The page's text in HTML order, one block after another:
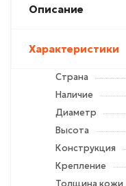
Описание
Характеристики
Страна
Наличие
Диаметр
Высота
Конструкция
Крепление
Толщина кожи